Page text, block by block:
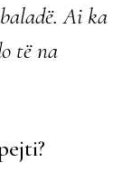
Ai ka
të na